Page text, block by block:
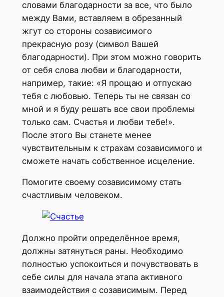
словами благодарности за все, что было
между Вами, вставляем в обрезанный
жгут со стороны созависимого
прекрасную розу (символ Вашей
благодарности). При этом можно говорить
от себя слова любви и благодарности,
например, такие: «Я прощаю и отпускаю
тебя с любовью. Теперь ты не связан со
мной и я буду решать все свои проблемы
только сам. Счастья и любви тебе!».
После этого Вы станете менее
чувствительным к страхам созависимого и
сможете начать собственное исцеление.
Помогите своему созависимому стать
счастливым человеком.
Должно пройти определённое время,
должны затянуться раны. Необходимо
полностью успокоиться и почувствовать в
себе силы для начала этапа активного
взаимодействия с созависимым. Перед